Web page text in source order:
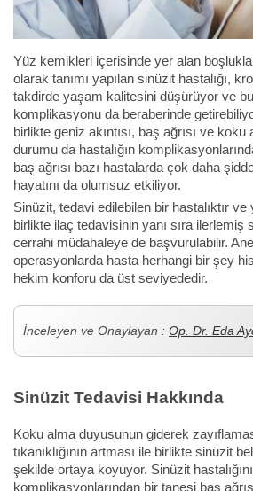
Yüz kemikleri içerisinde yer alan
olarak tanımı yapılan sinüzit hastalığı,
takdirde yaşam kalitesini düşürüyor ve
komplikasyonu da beraberinde
birlikte geniz akıntısı, baş ağrısı ve
durumu da hastalığın
baş ağrısı bazı hastalarda çok daha
hayatını da olumsuz etkiliyor.
Sinüzit, tedavi edilebilen bir hastalıktır
birlikte ilaç tedavisinin yanı sıra ilerlemiş
cerrahi müdahaleye de başvurulabilir.
operasyonlarda hasta herhangi bir şey
hekim konforu da üst seviyededir.
İnceleyen ve Onaylayan : Op. Dr. Eda
Sinüzit Tedavisi Hakkında
Koku alma duyusunun giderek
tıkanıklığının artması ile birlikte sinüzit
şekilde ortaya koyuyor. Sinüzit
komplikasyonlarından bir tanesi baş